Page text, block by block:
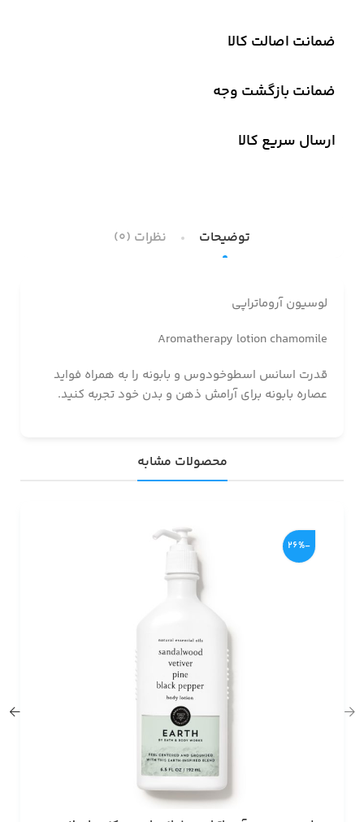
ضمانت اصالت کالا
ضمانت بازگشت وجه
ارسال سریع کالا
توضیحات نظرات (0)
لوسیون آروماتراپی
Aromatherapy lotion chamomile
قدرت اسانس اسطوخودوس و بابونه را به همراه فواید
عصاره بابونه برای آرامش ذهن و بدن خود تجربه کنید.
محصولات مشابه
-26%